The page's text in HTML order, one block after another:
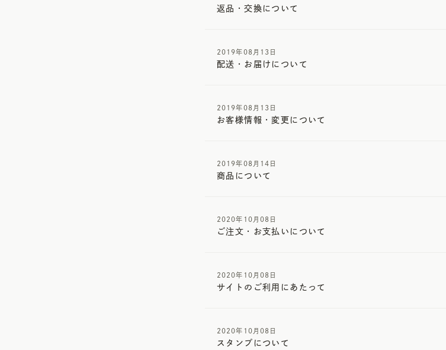
返品・交換について
2019年08月13日
配送・お届けについて
2019年08月13日
お客様情報・変更について
2019年08月14日
商品について
2020年10月08日
ご注文・お支払いについて
2020年10月08日
サイトのご利用にあたって
2020年10月08日
スタンプについて